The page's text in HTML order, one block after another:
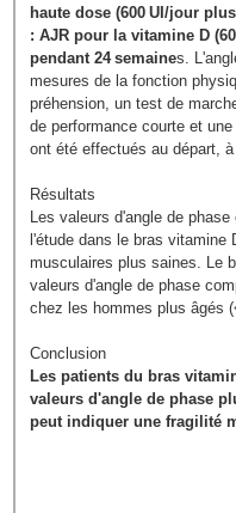
haute dose (600 UI/jour
: AJR pour la vitamine D
pendant 24 semaines.
mesures de la fonction
préhension, un test de
de performance courte et
ont été effectués au départ,
Résultats
Les valeurs d'angle de
l'étude dans le bras vitamine
musculaires plus saines. Le
valeurs d'angle de phase
chez les hommes plus âgés
Conclusion
Les patients du bras
valeurs d'angle de phase
peut indiquer une fragilité